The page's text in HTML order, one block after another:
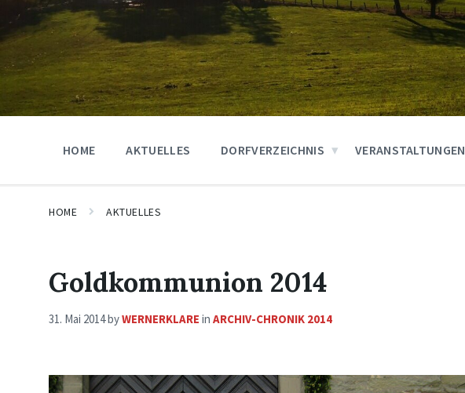
HOME AKTUELLES DORFVERZEICHNIS VERANSTALTUNGEN
HOME AKTUELLES
Goldkommunion 2014
31. Mai 2014byWERNERKLARE in ARCHIV-CHRONIK 2014